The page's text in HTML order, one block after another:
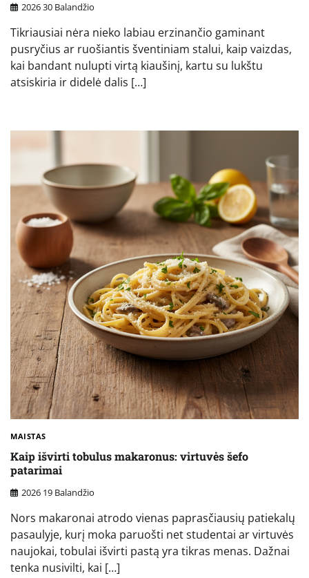
2026 30 Balandžio
Tikriausiai nėra nieko labiau erzinančio gaminant
pusryčius ar ruošiantis šventiniam stalui, kaip vaizdas,
kai bandant nulupti virtą kiaušinį, kartu su lukštu
atsiskiria ir didelė dalis […]
MAISTAS
Kaip išvirti tobulus makaronus: virtuvės šefo
patarimai
2026 19 Balandžio
Nors makaronai atrodo vienas paprasčiausių patiekalų
pasaulyje, kurį moka paruošti net studentai ar virtuvės
naujokai, tobulai išvirti pastą yra tikras menas. Dažnai
tenka nusivilti, kai […]